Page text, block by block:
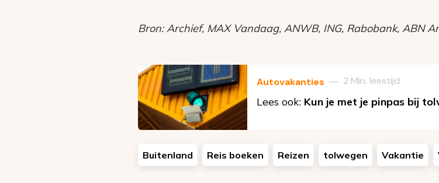
Bron: Archief, MAX Vandaag, ANWB, ING, Rabobank, ABN
Autovakanties — 2 Min. leestijd
Lees ook: Kun je met je pinpas bij
Buitenland Reis boeken Reizen tolwegen Vakantie